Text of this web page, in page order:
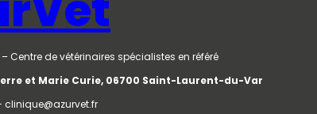
Centre de vétérinaires spécialistes en référé
et Marie Curie, 06700 Saint-Laurent-du-Var
clinique@azurvet.fr